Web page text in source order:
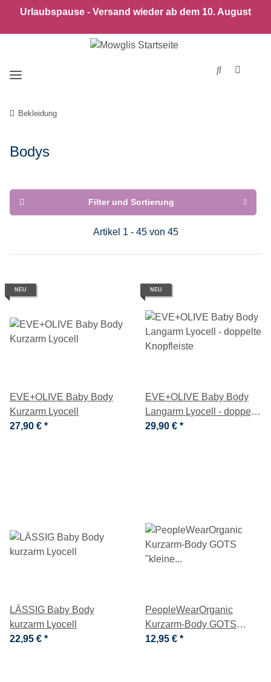
Urlaubspause - Versand wieder ab dem 10. August
Bekleidung
Bodys
Filter und Sortierung
Artikel 1 - 45 von 45
NEU
EVE+OLIVE Baby Body
Kurzarm Lyocell
27,90 € *
NEU
EVE+OLIVE Baby Body
Langarm Lyocell - doppelte
Knopfleiste
29,90 € *
LÄSSIG Baby Body
kurzarm Lyocell
22,95 € *
PeopleWearOrganic
Kurzarm-Body GOTS
"kleine Veilchen" malve
12,95 € *